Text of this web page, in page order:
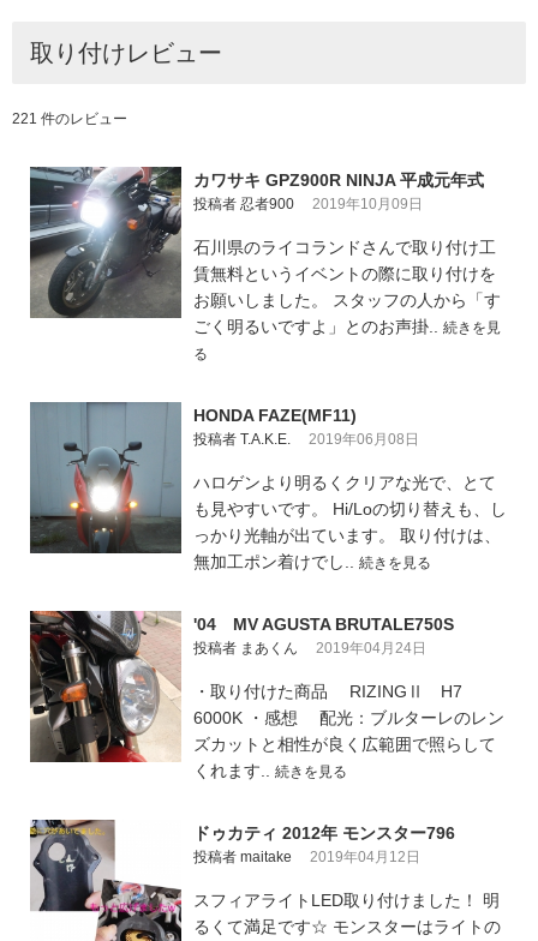
取り付けレビュー
221 件のレビュー
カワサキ GPZ900R NINJA 平成元年式
投稿者 忍者900 2019年10月09日
石川県のライコランドさんで取り付け工
賃無料というイベントの際に取り付けを
お願いしました。 スタッフの人から「す
ごく明るいですよ」とのお声掛.. 続きを見
る
HONDA FAZE(MF11)
投稿者 T.A.K.E. 2019年06月08日
ハロゲンより明るくクリアな光で、とて
も見やすいです。 Hi/Loの切り替えも、し
っかり光軸が出ています。 取り付けは、
無加工ポン着けでし.. 続きを見る
'04 MV AGUSTA BRUTALE750S
投稿者 まあくん 2019年04月24日
・取り付けた商品 RIZINGⅡ H7
6000K ・感想 配光：ブルターレのレン
ズカットと相性が良く広範囲で照らして
くれます.. 続きを見る
ドゥカティ 2012年 モンスター796
投稿者 maitake 2019年04月12日
スフィアライトLED取り付けました！ 明
るくて満足です☆ モンスターはライトの